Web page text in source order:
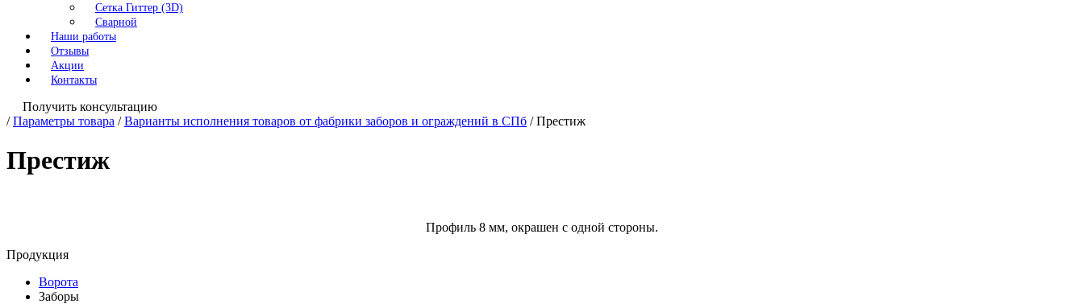
Сетка Гиттер (3D)
Сварной
Наши работы
Отзывы
Акции
Контакты
Получить консультацию
/ Параметры товара / Варианты исполнения товаров от фабрики заборов и ограждений в СПб / Престиж
Престиж
Профиль 8 мм, окрашен с одной стороны.
Продукция
Ворота
Заборы